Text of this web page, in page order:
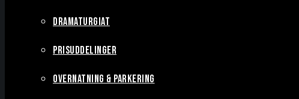
DRAMATURGIAT
PRISUDDELINGER
OVERNATNING & PARKERING